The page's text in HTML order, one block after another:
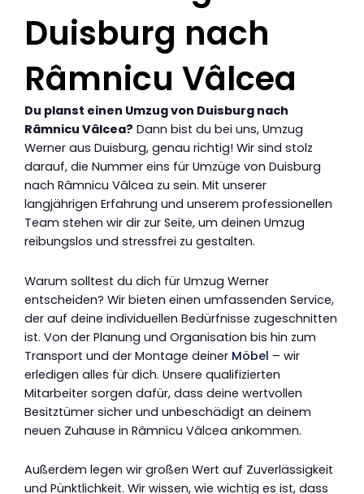
Duisburg nach
Râmnicu Vâlcea
Du planst einen Umzug von Duisburg nach
Râmnicu Vâlcea? Dann bist du bei uns, Umzug
Werner aus Duisburg, genau richtig! Wir sind stolz
darauf, die Nummer eins für Umzüge von Duisburg
nach Râmnicu Vâlcea zu sein. Mit unserer
langjährigen Erfahrung und unserem professionellen
Team stehen wir dir zur Seite, um deinen Umzug
reibungslos und stressfrei zu gestalten.
Warum solltest du dich für Umzug Werner
entscheiden? Wir bieten einen umfassenden Service,
der auf deine individuellen Bedürfnisse zugeschnitten
ist. Von der Planung und Organisation bis hin zum
Transport und der Montage deiner Möbel – wir
erledigen alles für dich. Unsere qualifizierten
Mitarbeiter sorgen dafür, dass deine wertvollen
Besitztümer sicher und unbeschädigt an deinem
neuen Zuhause in Râmnicu Vâlcea ankommen.
Außerdem legen wir großen Wert auf Zuverlässigkeit
und Pünktlichkeit. Wir wissen, wie wichtig es ist, dass